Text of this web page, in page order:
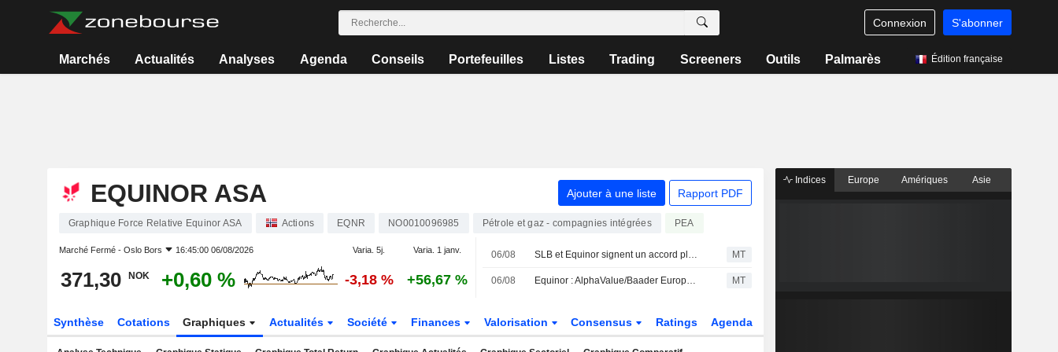
Connexion S'abonner
Marchés Actualités Analyses Agenda Conseils Portefeuilles Listes Trading Screeners Outils Palmarès Édition française
EQUINOR ASA Ajouter à une liste Rapport PDF
Graphique Force Relative Equinor ASA Actions EQNR NO0010096985 Pétrole et gaz - compagnies intégrées PEA
Marché Fermé - Oslo Bors 16:45:00 06/08/2026 Varia. 5j. Varia. 1 janv.
371,30 NOK +0,60 % -3,18 % +56,67 %
06/08 SLB et Equinor signent un accord pluriannuel de stimulation de réservoirs sur le plateau continental norvégien MT
06/08 Equinor : AlphaValue/Baader Europe relève sa prévision de croissance de l'EBITDA face à la hausse des matières premières MT
Synthèse Cotations Graphiques Actualités Société Finances Valorisation Consensus Ratings Agenda
Indices Europe Amériques Asie